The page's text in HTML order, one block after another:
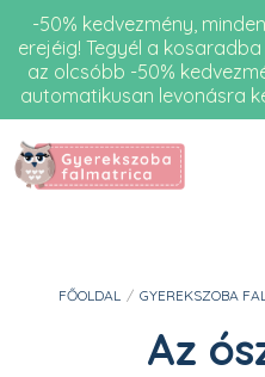
-50% kedvezmény,
erejéig! Tegyél a kosaradba
az olcsóbb -50%
automatikusan levonásra
FŐOLDAL / GYEREKSZOBA
Az